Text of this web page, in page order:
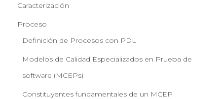
Caracterización
Proceso
Definición de Procesos con PDL
Modelos de Calidad Especializados en Prueba de
software (MCEPs)
Constituyentes fundamentales de un MCEP